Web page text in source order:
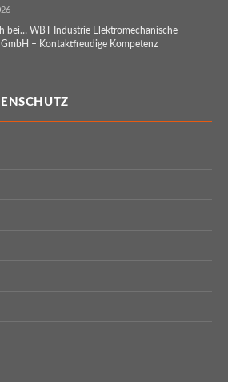
bei… WBT-Industrie Elektromechanische
GmbH – Kontaktfreudige Kompetenz